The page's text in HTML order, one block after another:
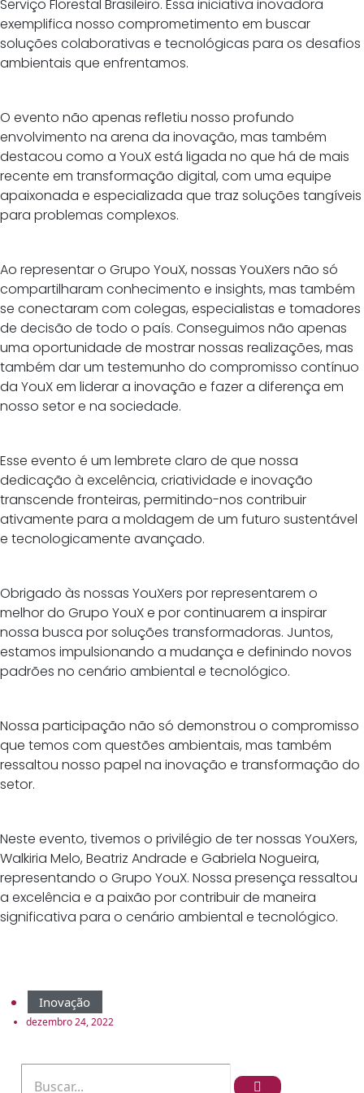
Serviço Florestal Brasileiro. Essa iniciativa inovadora
exemplifica nosso comprometimento em buscar
soluções colaborativas e tecnológicas para os desafios
ambientais que enfrentamos.
O evento não apenas refletiu nosso profundo
envolvimento na arena da inovação, mas também
destacou como a YouX está ligada no que há de mais
recente em transformação digital, com uma equipe
apaixonada e especializada que traz soluções tangíveis
para problemas complexos.
Ao representar o Grupo YouX, nossas YouXers não só
compartilharam conhecimento e insights, mas também
se conectaram com colegas, especialistas e tomadores
de decisão de todo o país. Conseguimos não apenas
uma oportunidade de mostrar nossas realizações, mas
também dar um testemunho do compromisso contínuo
da YouX em liderar a inovação e fazer a diferença em
nosso setor e na sociedade.
Esse evento é um lembrete claro de que nossa
dedicação à excelência, criatividade e inovação
transcende fronteiras, permitindo-nos contribuir
ativamente para a moldagem de um futuro sustentável
e tecnologicamente avançado.
Obrigado às nossas YouXers por representarem o
melhor do Grupo YouX e por continuarem a inspirar
nossa busca por soluções transformadoras. Juntos,
estamos impulsionando a mudança e definindo novos
padrões no cenário ambiental e tecnológico.
Nossa participação não só demonstrou o compromisso
que temos com questões ambientais, mas também
ressaltou nosso papel na inovação e transformação do
setor.
Neste evento, tivemos o privilégio de ter nossas YouXers,
Walkiria Melo, Beatriz Andrade e Gabriela Nogueira,
representando o Grupo YouX. Nossa presença ressaltou
a excelência e a paixão por contribuir de maneira
significativa para o cenário ambiental e tecnológico.
Inovação
dezembro 24, 2022